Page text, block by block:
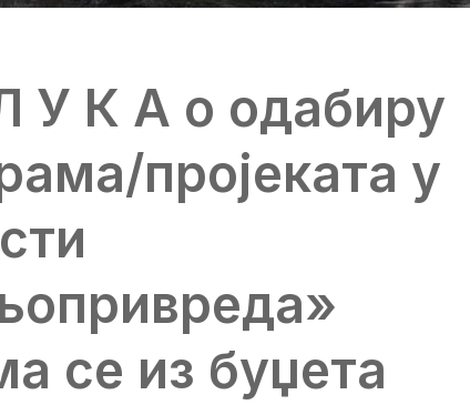
У К A о одабиру
пројеката у
се из буџета